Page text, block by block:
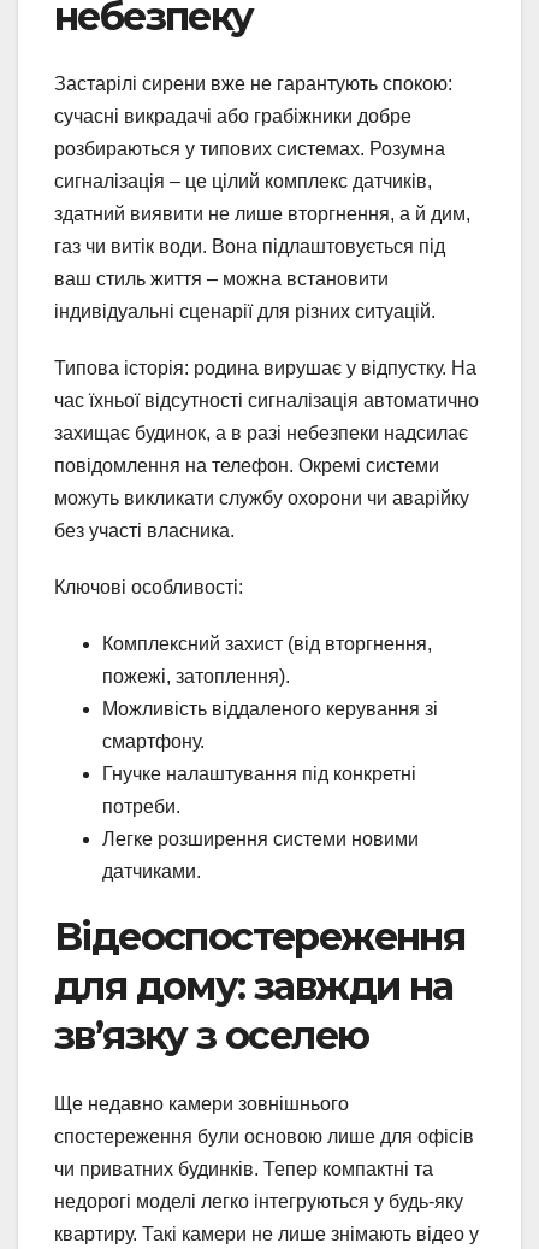
небезпеку
Застарілі сирени вже не гарантують спокою:
сучасні викрадачі або грабіжники добре
розбираються у типових системах. Розумна
сигналізація – це цілий комплекс датчиків,
здатний виявити не лише вторгнення, а й дим,
газ чи витік води. Вона підлаштовується під
ваш стиль життя – можна встановити
індивідуальні сценарії для різних ситуацій.
Типова історія: родина вирушає у відпустку. На
час їхньої відсутності сигналізація автоматично
захищає будинок, а в разі небезпеки надсилає
повідомлення на телефон. Окремі системи
можуть викликати службу охорони чи аварійку
без участі власника.
Ключові особливості:
Комплексний захист (від вторгнення,
пожежі, затоплення).
Можливість віддаленого керування зі
смартфону.
Гнучке налаштування під конкретні
потреби.
Легке розширення системи новими
датчиками.
Відеоспостереження
для дому: завжди на
зв’язку з оселею
Ще недавно камери зовнішнього
спостереження були основою лише для офісів
чи приватних будинків. Тепер компактні та
недорогі моделі легко інтегруються у будь-яку
квартиру. Такі камери не лише знімають відео у